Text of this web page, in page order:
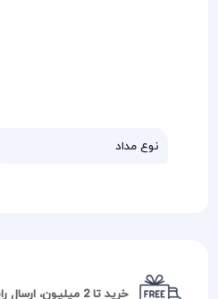
نوع مداد
خرید تا 2 میلیون، ارسال رایگان